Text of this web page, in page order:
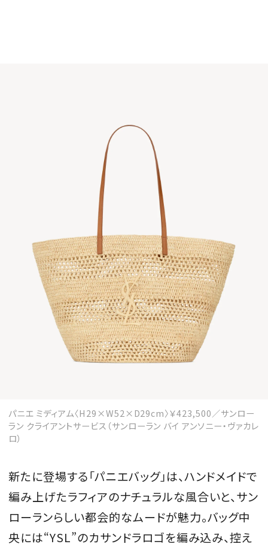
MAGAZINE
SPUR 2026 JULY
2026-07-23発売
最新号を試し読み
パニエ ミディアム〈H29×W52×D29cm〉￥423,500／サンロー
ラン クライアントサービス（サンローラン バイ アンソニー・ヴァカレ
ロ）
新たに登場する「パニエバッグ」は、ハンドメイドで
編み上げたラフィアのナチュラルな風合いと、サン
ローランらしい都会的なムードが魅力。バッグ中
央には“YSL”のカサンドラロゴを編み込み、控え